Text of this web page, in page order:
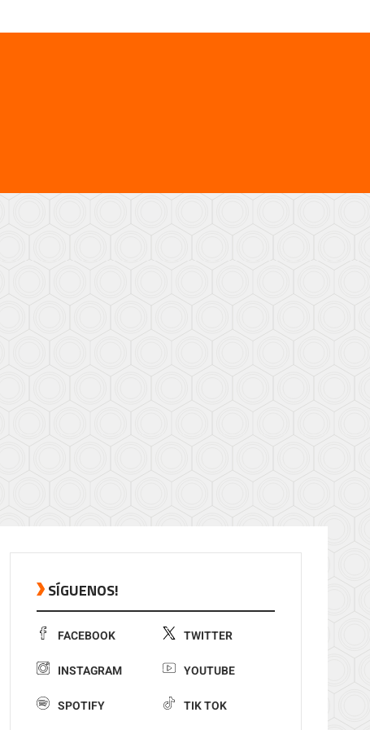
SÍGUENOS!
FACEBOOK TWITTER
INSTAGRAM YOUTUBE
SPOTIFY TIK TOK